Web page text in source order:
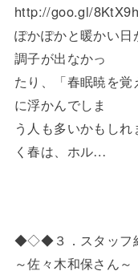
http://goo.gl/8KtX9h
ぽかぽかと暖かい日
調子が出なかっ
たり、「春眠暁を
に浮かんでしま
う人も多いかもし
く春は、ホル…
◆◇◆３．スタッ
～佐々木和保さん～